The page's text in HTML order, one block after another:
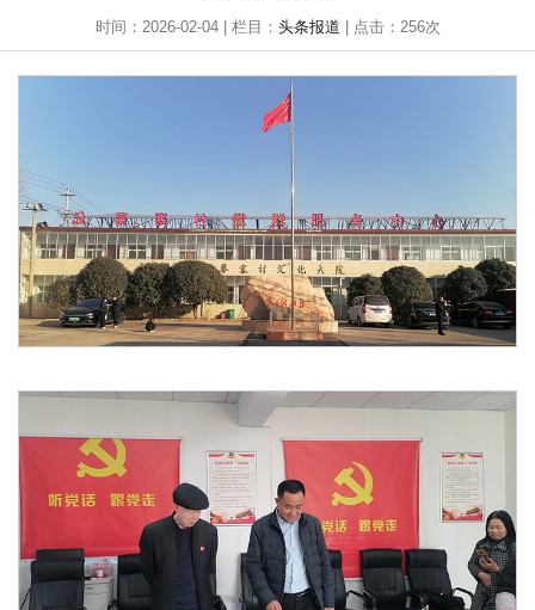
时间：2026-02-04 | 栏目： 头条报道 | 点击：256次